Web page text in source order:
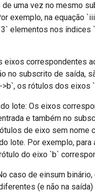
uma vez no mesmo
exemplo, na equação
elementos nos índices
eixos correspondentes
no subscrito de saída,
>b`, os rótulos dos
lote: Os eixos
e também no
de eixo sem nome
lote. Por exemplo,
do eixo `b`
caso de einsum
(e não na